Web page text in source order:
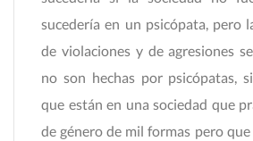
sucedería en un psicópata, pero
de violaciones y de agresiones
no son hechas por psicópatas,
que están en una sociedad que
de género de mil formas pero